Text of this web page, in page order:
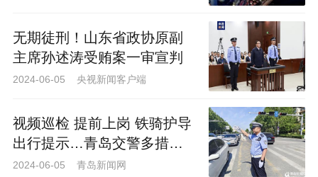
无期徒刑！山东省政协原副
主席孙述涛受贿案一审宣判
2024-06-05 央视新闻客户端
视频巡检 提前上岗 铁骑护导
出行提示…青岛交警多措并
举全力以赴为考生保驾护航
2024-06-05 青岛新闻网